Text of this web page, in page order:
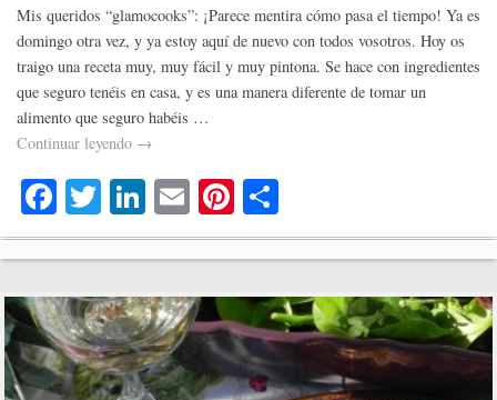
Mis queridos “glamocooks”: ¡Parece mentira cómo pasa el tiempo! Ya es
domingo otra vez, y ya estoy aquí de nuevo con todos vosotros. Hoy os
traigo una receta muy, muy fácil y muy pintona. Se hace con ingredientes
que seguro tenéis en casa, y es una manera diferente de tomar un
alimento que seguro habéis …
Continuar leyendo →
Fa
ce
bo
ok
T
wi
tte
r
Li
nk
ed
In
E
m
ail
Pi
nt
er
es
t
o
m
pa
rti
r